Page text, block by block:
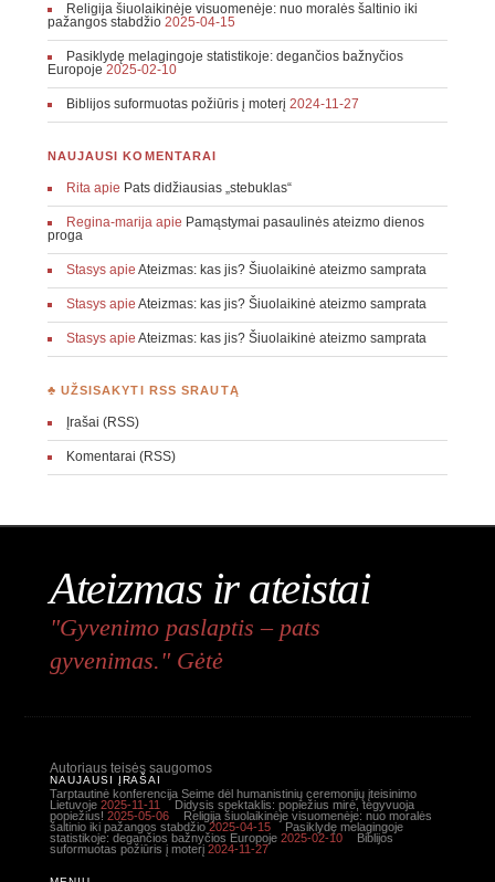
Religija šiuolaikinėje visuomenėje: nuo moralės šaltinio iki
pažangos stabdžio 2025-04-15
Pasiklydę melagingoje statistikoje: degančios bažnyčios
Europoje 2025-02-10
Biblijos suformuotas požiūris į moterį 2024-11-27
NAUJAUSI KOMENTARAI
Ritaapie Pats didžiausias „stebuklas“
Regina-marijaapie Pamąstymai pasaulinės ateizmo dienos
proga
Stasysapie Ateizmas: kas jis? Šiuolaikinė ateizmo samprata
Stasysapie Ateizmas: kas jis? Šiuolaikinė ateizmo samprata
Stasysapie Ateizmas: kas jis? Šiuolaikinė ateizmo samprata
♣ UŽSISAKYTI RSS SRAUTĄ
Įrašai (RSS)
Komentarai (RSS)
Ateizmas ir ateistai
"Gyvenimo paslaptis – pats
gyvenimas." Gėtė
Autoriaus teisės saugomos
NAUJAUSI ĮRAŠAI
Tarptautinė konferencija Seime dėl humanistinių ceremonijų įteisinimo
Lietuvoje 2025-11-11
Didysis spektaklis: popiežius mirė, tegyvuoja
popiežius! 2025-05-06
Religija šiuolaikinėje visuomenėje: nuo moralės
šaltinio iki pažangos stabdžio 2025-04-15
Pasiklydę melagingoje
statistikoje: degančios bažnyčios Europoje 2025-02-10
Biblijos
suformuotas požiūris į moterį 2024-11-27